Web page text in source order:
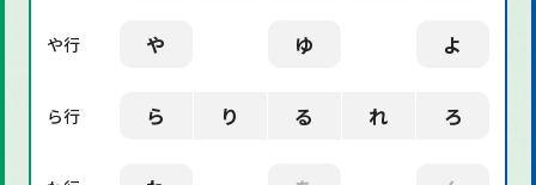
や行 や ゆ よ
ら行 ら り る れ ろ